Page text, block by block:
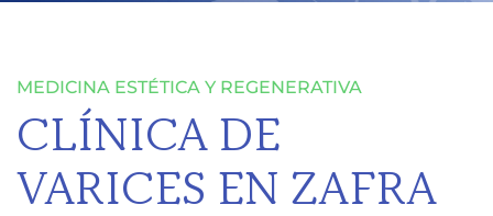
MEDICINA ESTÉTICA Y REGENERATIVA
CLÍNICA DE
VARICES EN ZAFRA